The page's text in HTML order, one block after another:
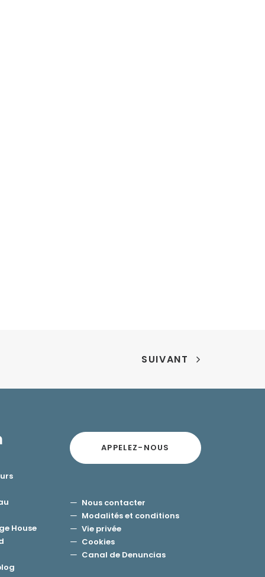
SUIVANT
House
APPELEZ-NOUS
Nous contacter
Modalités et conditions
Vie privée
Cookies
Canal de Denuncias